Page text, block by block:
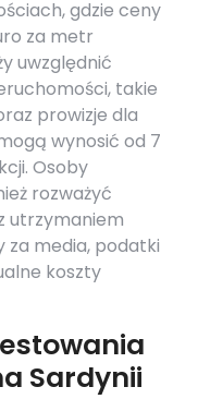
gdzie ceny
za metr
uwzględnić
takie
prowizje dla
wynosić od 7
Osoby
rozważyć
utrzymaniem
za media, podatki
koszty
Sardynii